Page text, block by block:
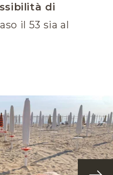
di
il 53 sia al